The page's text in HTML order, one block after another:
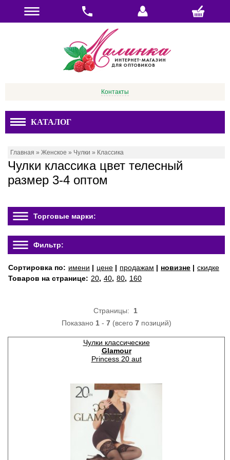
Контакты
КАТАЛОГ
Главная » Женское » Чулки » Классика
Чулки классика цвет телесный
размер 3-4 оптом
Торговые марки:
Фильтр:
Сортировка по: имени | цене | продажам | новизне | скидке
Товаров на странице: 20, 40, 80, 160
Страницы: 1
Показано 1- 7(всего 7позиций)
Чулки классические
Glamour
Princess 20 aut